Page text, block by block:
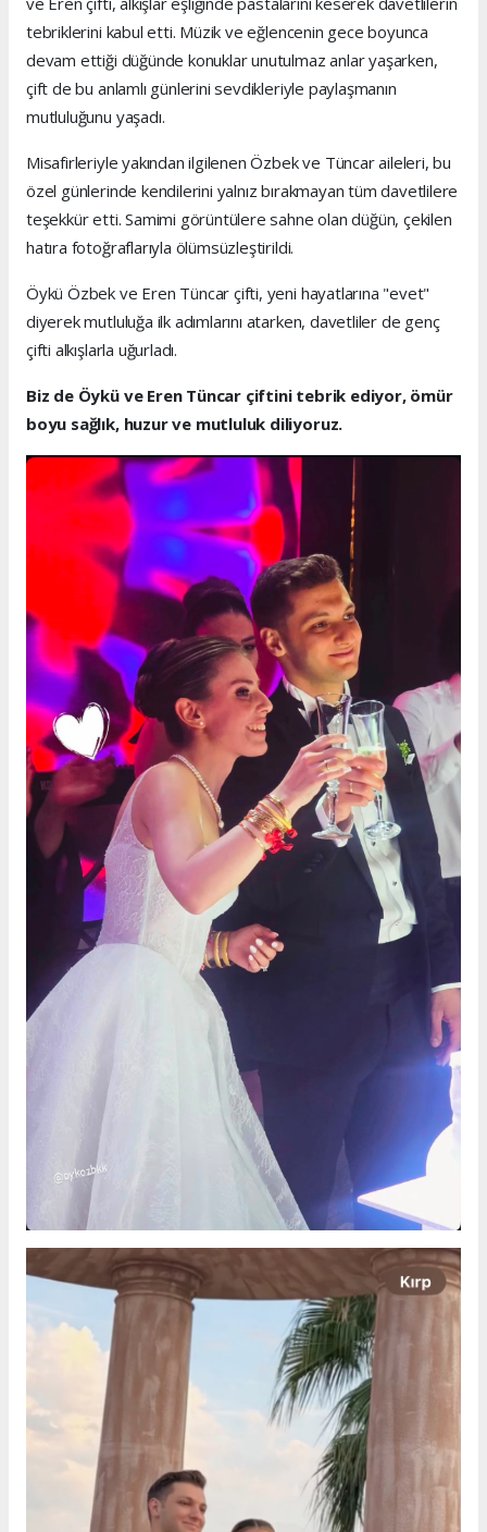
tebriklerini kabul etti. Müzik ve eğlencenin gece boyunca
devam ettiği düğünde konuklar unutulmaz anlar yaşarken,
çift de bu anlamlı günlerini sevdikleriyle paylaşmanın
mutluluğunu yaşadı.
Misafirleriyle yakından ilgilenen Özbek ve Tüncar aileleri, bu
özel günlerinde kendilerini yalnız bırakmayan tüm davetlilere
teşekkür etti. Samimi görüntülere sahne olan düğün, çekilen
hatıra fotoğraflarıyla ölümsüzleştirildi.
Öykü Özbek ve Eren Tüncar çifti, yeni hayatlarına "evet"
diyerek mutluluğa ilk adımlarını atarken, davetliler de genç
çifti alkışlarla uğurladı.
Biz de Öykü ve Eren Tüncar çiftini tebrik ediyor, ömür
boyu sağlık, huzur ve mutluluk diliyoruz.